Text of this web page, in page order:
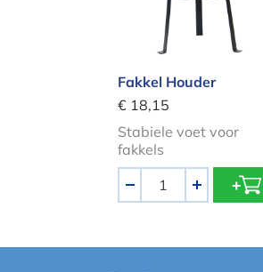
Fakkel Houder
€ 18,15
Stabiele voet voor
fakkels
+